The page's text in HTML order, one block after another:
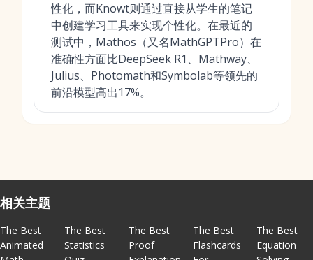
性化，而Knowt则通过直接从学生的笔记
中创建学习工具来实现个性化。在最近的
测试中，Mathos（又名MathGPTPro）在
准确性方面比DeepSeek R1、Mathway、
Julius、Photomath和Symbolab等领先的
前沿模型高出17%。
相关主题
The Best
Animated
The Best
Statistics
The Best
Proof
The Best
Flashcards
The Best
Equation